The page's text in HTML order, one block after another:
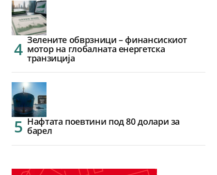
Зелените обврзници – финансискиот
мотор на глобалната енергетска
транзиција
Нафтата поевтини под 80 долари за
барел